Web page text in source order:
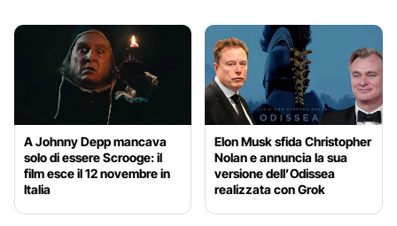
A Johnny Depp mancava
solo di essere Scrooge: il
film esce il 12 novembre in
Italia
Elon Musk sfida Christopher
Nolan e annuncia la sua
versione dell’Odissea
realizzata con Grok